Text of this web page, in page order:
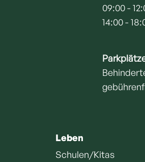
09:00 -
14:00 -
Leben
Schulen/Kitas